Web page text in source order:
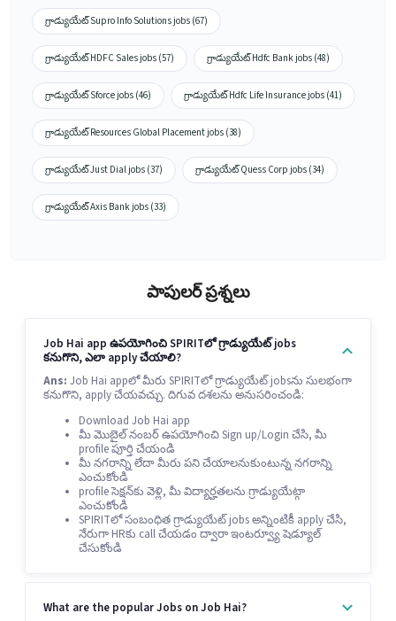
గ్రాడ్యుయేట్ Supro Info Solutions jobs (67)
గ్రాడ్యుయేట్ HDFC Sales jobs (57) గ్రాడ్యుయేట్ Hdfc Bank jobs (48)
గ్రాడ్యుయేట్ Sforce jobs (46) గ్రాడ్యుయేట్ Hdfc Life Insurance jobs (41)
గ్రాడ్యుయేట్ Resources Global Placement jobs (38)
గ్రాడ్యుయేట్ Just Dial jobs (37) గ్రాడ్యుయేట్ Quess Corp jobs (34)
గ్రాడ్యుయేట్ Axis Bank jobs (33)
పాపులర్ ప్రశ్నలు
Job Hai app ఉపయోగించి SPIRITలో గ్రాడ్యుయేట్ jobs
కనుగొని, ఎలా apply చేయాలి?
Ans: Job Hai appలో మీరు SPIRITలో గ్రాడ్యుయేట్ jobsను సులభంగా
కనుగొని, apply చేయవచ్చు. దిగువ దశలను అనుసరించండి:
Download Job Hai app
మీ మొబైల్ నంబర్ ఉపయోగించి Sign up/Login చేసి, మీ
profile పూర్తి చేయండి
మీ నగరాన్ని లేదా మీరు పని చేయాలనుకుంటున్న నగరాన్ని
ఎంచుకోండి
profile సెక్షన్‌కు వెళ్లి, మీ విద్యార్హతలను గ్రాడ్యుయేట్గా
ఎంచుకోండి
SPIRITలో సంబంధిత గ్రాడ్యుయేట్ jobs అన్నింటికీ apply చేసి,
నేరుగా HRకు call చేయడం ద్వారా ఇంటర్వ్యూ షెడ్యూల్
చేసుకోండి
What are the popular Jobs on Job Hai?